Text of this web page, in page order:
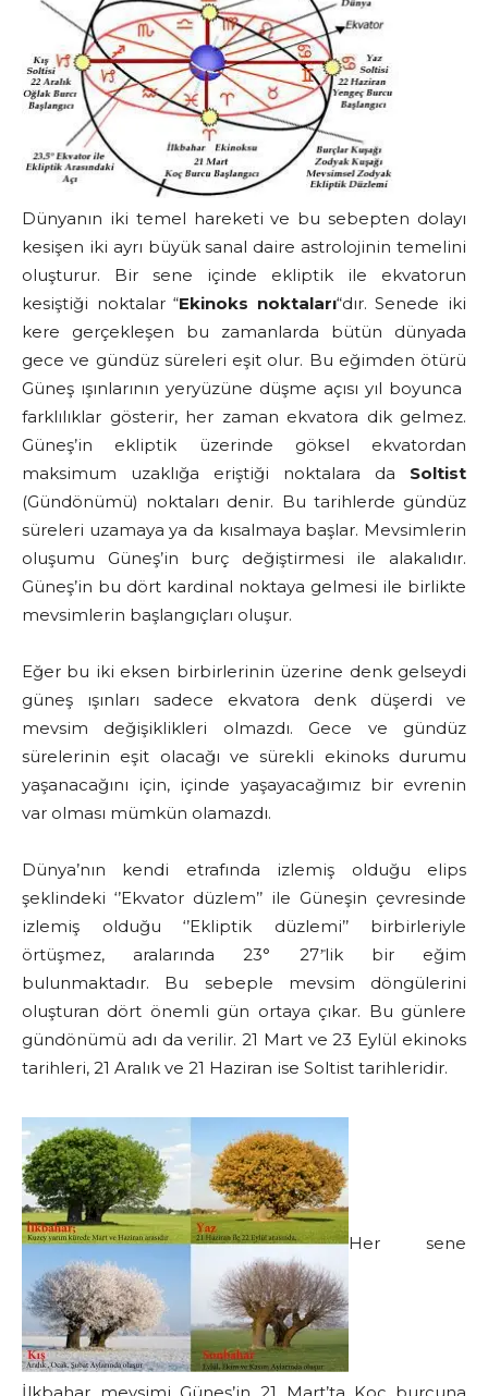
Dünyanın iki temel hareketi ve bu sebepten dolayı
kesişen iki ayrı büyük sanal daire astrolojinin temelini
oluşturur. Bir sene içinde ekliptik ile ekvatorun
kesiştiği noktalar “Ekinoks noktaları“dır. Senede iki
kere gerçekleşen bu zamanlarda bütün dünyada
gece ve gündüz süreleri eşit olur. Bu eğimden ötürü
Güneş ışınlarının yeryüzüne düşme açısı yıl boyunca
farklılıklar gösterir, her zaman ekvatora dik gelmez.
Güneş’in ekliptik üzerinde göksel ekvatordan
maksimum uzaklığa eriştiği noktalara da Soltist
(Gündönümü) noktaları denir. Bu tarihlerde gündüz
süreleri uzamaya ya da kısalmaya başlar. Mevsimlerin
oluşumu Güneş’in burç değiştirmesi ile alakalıdır.
Güneş’in bu dört kardinal noktaya gelmesi ile birlikte
mevsimlerin başlangıçları oluşur.
Eğer bu iki eksen birbirlerinin üzerine denk gelseydi
güneş ışınları sadece ekvatora denk düşerdi ve
mevsim değişiklikleri olmazdı. Gece ve gündüz
sürelerinin eşit olacağı ve sürekli ekinoks durumu
yaşanacağını için, içinde yaşayacağımız bir evrenin
var olması mümkün olamazdı.
Dünya’nın kendi etrafında izlemiş olduğu elips
şeklindeki ‘’Ekvator düzlem’’ ile Güneşin çevresinde
izlemiş olduğu ‘’Ekliptik düzlemi’’ birbirleriyle
örtüşmez, aralarında 23° 27’̍lik bir eğim
bulunmaktadır. Bu sebeple mevsim döngülerini
oluşturan dört önemli gün ortaya çıkar. Bu günlere
gündönümü adı da verilir. 21 Mart ve 23 Eylül ekinoks
tarihleri, 21 Aralık ve 21 Haziran ise Soltist tarihleridir.
Her sene
İlkbahar mevsimi Güneş’in 21 Mart’ta Koç burcuna